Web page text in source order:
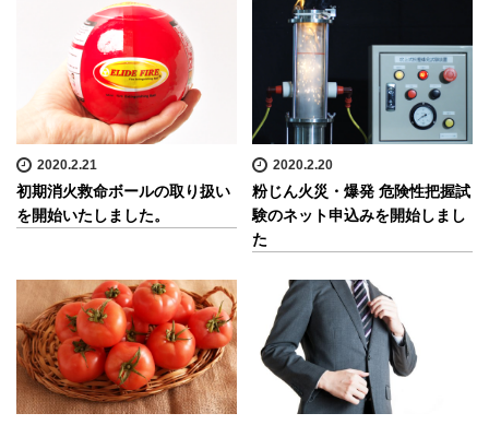
2020.2.21
初期消火救命ボールの取り扱い
を開始いたしました。
2020.2.20
粉じん火災・爆発 危険性把握試
験のネット申込みを開始しまし
た